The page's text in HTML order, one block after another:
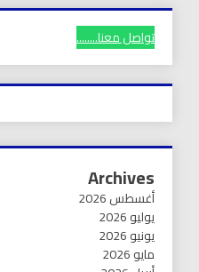
تواصل معنا........
Archives
أغسطس 2026
يوليو 2026
يونيو 2026
مايو 2026